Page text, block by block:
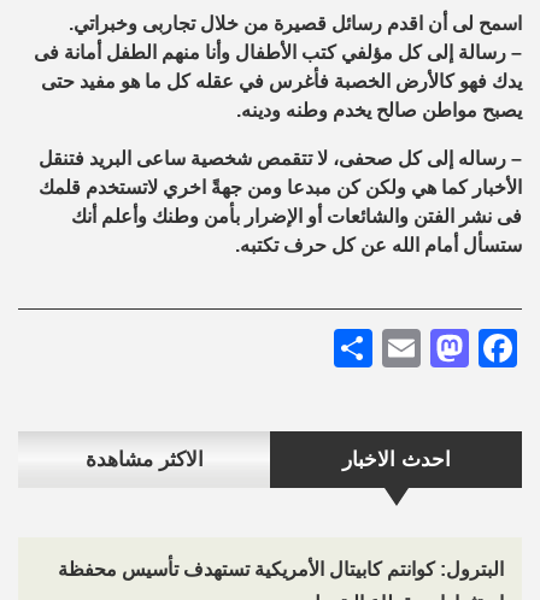
احدث الاخبار الاكثر مشاهدة
البترول: كوانتم كابيتال الأمريكية تستهدف تأسيس محفظة
اسمح لى أن اقدم رسائل قصيرة من خلال تجاربى وخبراتي.
– رسالة إلى كل مؤلفي كتب الأطفال وأنا منهم الطفل أمانة فى
يدك فهو كالأرض الخصبة فأغرس في عقله كل ما هو مفيد حتى
يصبح مواطن صالح يخدم وطنه ودينه.
– رساله إلى كل صحفى، لا تتقمص شخصية ساعى البريد فتنقل
الأخبار كما هي ولكن كن مبدعا ومن جهةً اخري لاتستخدم قلمك
فى نشر الفتن والشائعات أو الإضرار بأمن وطنك وأعلم أنك
ستسأل أمام الله عن كل حرف تكتبه.
Facebook
Mastodon
Email